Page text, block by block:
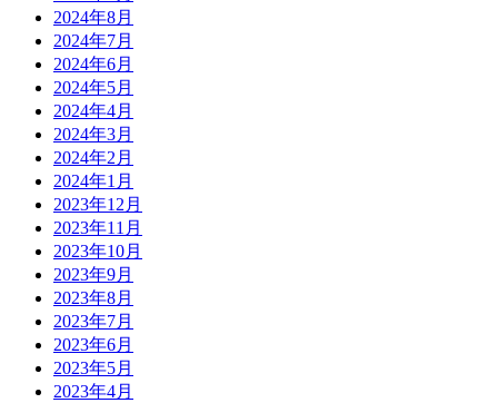
2024年8月
2024年7月
2024年6月
2024年5月
2024年4月
2024年3月
2024年2月
2024年1月
2023年12月
2023年11月
2023年10月
2023年9月
2023年8月
2023年7月
2023年6月
2023年5月
2023年4月